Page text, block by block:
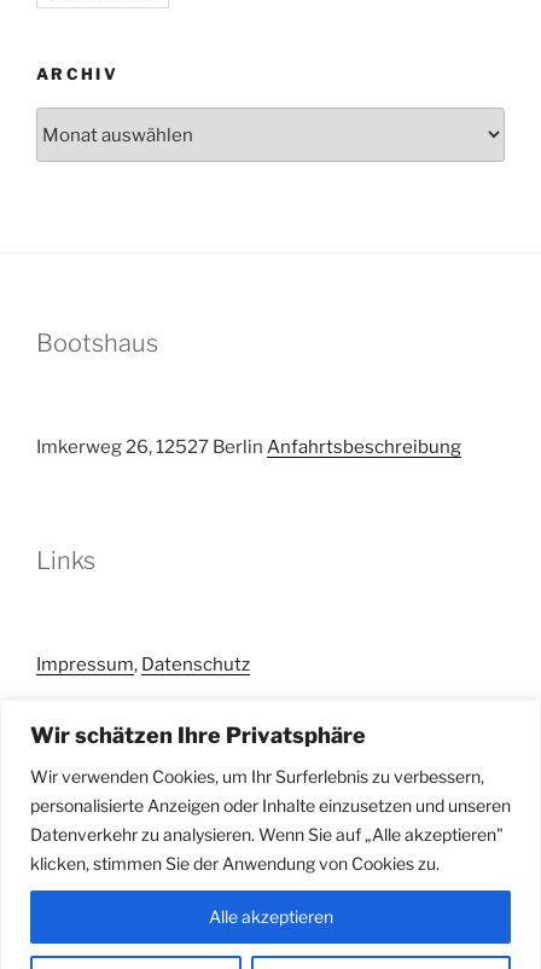
Wir schätzen Ihre Privatsphäre
Wir verwenden Cookies, um Ihr Surferlebnis zu verbessern,
personalisierte Anzeigen oder Inhalte einzusetzen und unseren
Datenverkehr zu analysieren. Wenn Sie auf „Alle akzeptieren"
klicken, stimmen Sie der Anwendung von Cookies zu.
Alle akzeptieren
ARCHIV
Bootshaus
Imkerweg 26, 12527 Berlin Anfahrtsbeschreibung
Links
Impressum, Datenschutz
Anmelden
E-
ImpressumDatenschutz